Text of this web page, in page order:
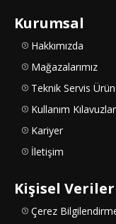
Kurumsal
Hakkımızda
Mağazalarımız
Teknik Servis
Kullanım
Kariyer
İletişim
Kişisel
Çerez